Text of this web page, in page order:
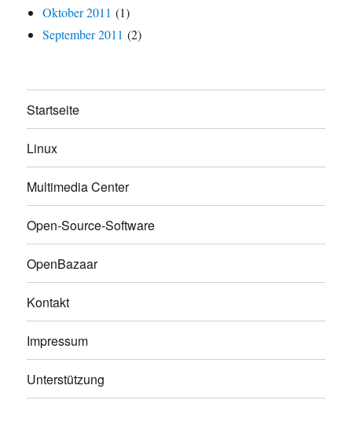
Oktober 2011 (1)
September 2011 (2)
Startseite
Linux
Multimedia Center
Open-Source-Software
OpenBazaar
Kontakt
Impressum
Unterstützung